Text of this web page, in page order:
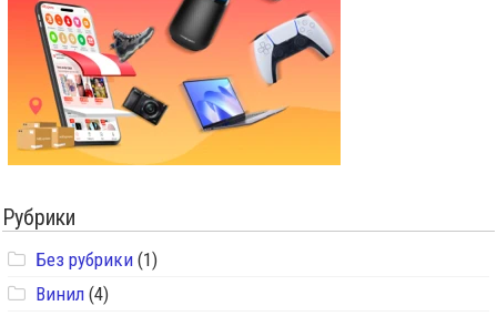
Рубрики
Без рубрики (1)
Винил (4)